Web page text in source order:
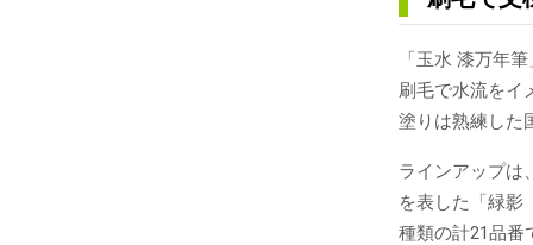
「玉水 漆万年
刷毛で水流をイ
塗りは熟練した
ラインアップは
を表した「緑影
種類の計21品番